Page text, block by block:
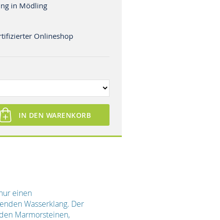
in Mödling
Onlineshop
IN DEN WARENKORB
einen
Wasserklang. Der
Marmorsteinen,